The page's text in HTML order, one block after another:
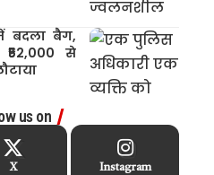
बदला बैग,
से
us on
X Instagram